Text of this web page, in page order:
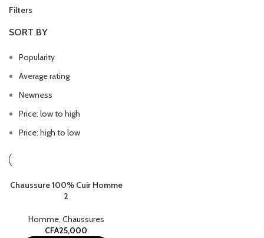
Filters
SORT BY
Popularity
Average rating
Newness
Price: low to high
Price: high to low
Chaussure 100% Cuir Homme
2
Homme, Chaussures
CFA25,000